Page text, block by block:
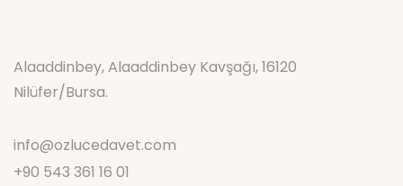
Alaaddinbey, Alaaddinbey Kavşağı, 16120
Nilüfer/Bursa.
info@ozlucedavet.com
+90 543 361 16 01